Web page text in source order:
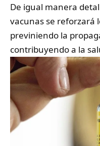
De igual manera
vacunas se reforzará
previniendo la
contribuyendo a la